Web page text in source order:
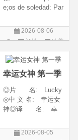
e;os de soledad: Par
ears of Solitude/One
Hundred Years of So
寂/百年孤寂：第一
部(台)/百年孤
2026-08-06
评论
欧美
剧
幸运女神 第一季
◎片 名: Lucky
◎中 文 名: 幸运女
神◎译 名: 幸
6◎产 地: 美国
◎类 别: 剧情 /
2026-08-05